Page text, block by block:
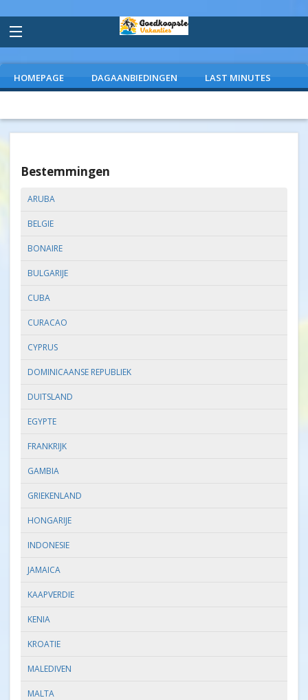
HOMEPAGE DAGAANBIEDINGEN LAST MINUTES
Bestemmingen
ARUBA
BELGIE
BONAIRE
BULGARIJE
CUBA
CURACAO
CYPRUS
DOMINICAANSE REPUBLIEK
DUITSLAND
EGYPTE
FRANKRIJK
GAMBIA
GRIEKENLAND
HONGARIJE
INDONESIE
JAMAICA
KAAPVERDIE
KENIA
KROATIE
MALEDIVEN
MALTA